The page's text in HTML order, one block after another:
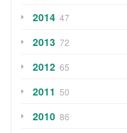
2014 47
2013 72
2012 65
2011 50
2010 86